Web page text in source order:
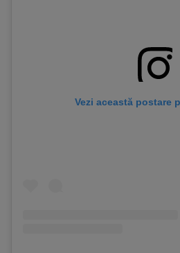
Vezi această postare